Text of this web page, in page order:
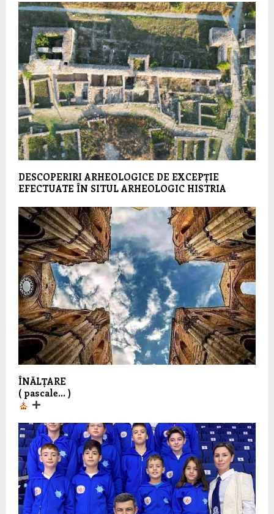
DESCOPERIRI ARHEOLOGICE DE EXCEPȚIE
EFECTUATE ÎN SITUL ARHEOLOGIC HISTRIA
ÎNĂLȚARE
( pascale… )